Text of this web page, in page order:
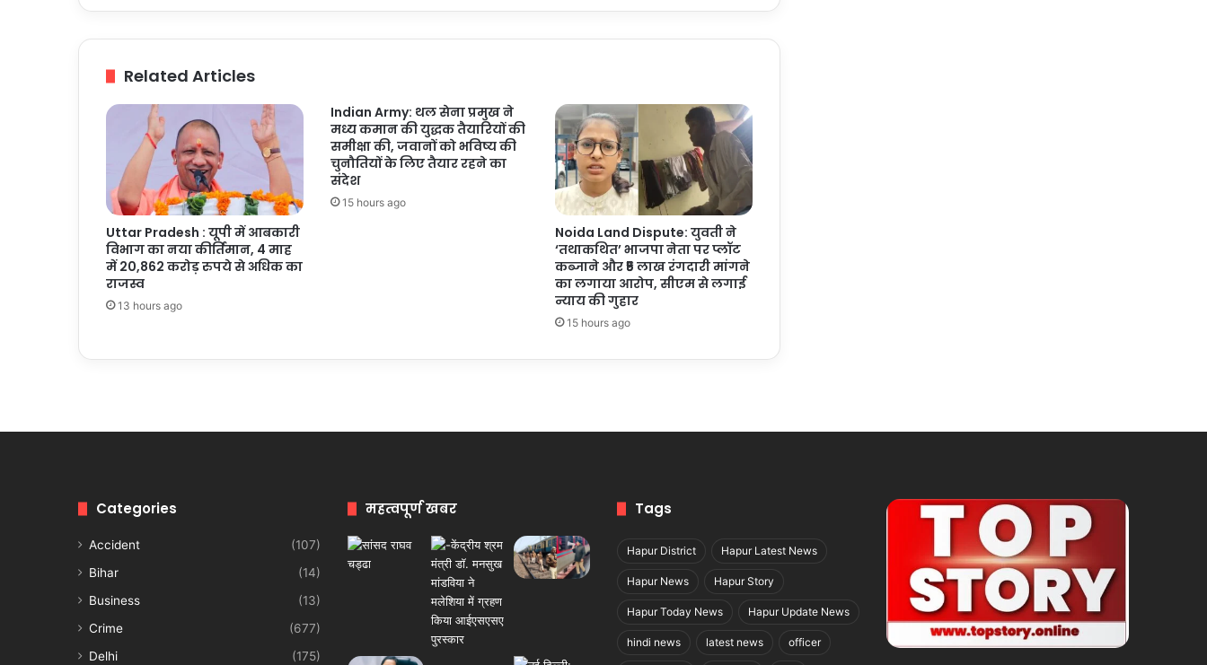
:
Related Articles
Uttar Pradesh : यूपी में आबकारी
विभाग का नया कीर्तिमान, 4 माह
में 20,862 करोड़ रुपये से अधिक का
राजस्व
13 hours ago
Indian Army: थल सेना प्रमुख ने
मध्य कमान की युद्धक तैयारियों की
समीक्षा की, जवानों को भविष्य की
चुनौतियों के लिए तैयार रहने का
संदेश
15 hours ago
Noida Land Dispute: युवती ने
‘तथाकथित’ भाजपा नेता पर प्लॉट
कब्जाने और ₹5 लाख रंगदारी मांगने
का लगाया आरोप, सीएम से लगाई
न्याय की गुहार
15 hours ago
Categories
Accident
(107)
Bihar
(14)
Business
(13)
Crime
(677)
Delhi
(175)
महत्वपूर्ण खबर Tags
Hapur District Hapur Latest News
Hapur News Hapur Story
Hapur Today News Hapur Update News
hindi news latest news officer